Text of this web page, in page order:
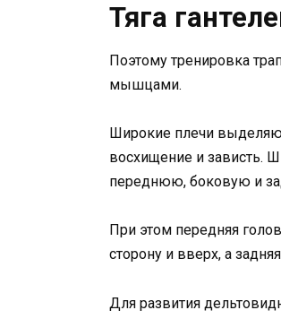
Тяга
Поэтому тренировка
мышцами.
Широкие плечи
восхищение и зависть.
переднюю, боковую и
При этом передняя
сторону и вверх, а
Для развития